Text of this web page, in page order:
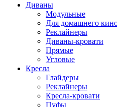
Диваны
Модульные
Для домашнего
Реклайнеры
Диваны-кровати
Прямые
Угловые
Кресла
Глайдеры
Реклайнеры
Кресла-кровати
Пуфы